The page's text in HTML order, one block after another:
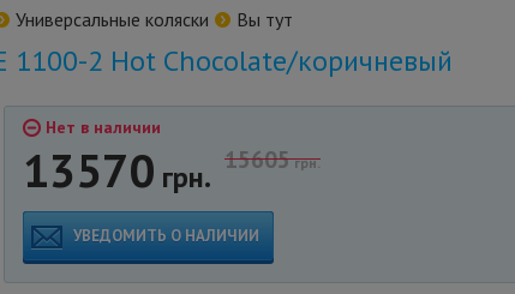
Универсальные коляски Вы тут
1100-2 Hot Chocolate/коричневый
Нет в наличии
15605грн.
13570 грн.
УВЕДОМИТЬ О НАЛИЧИИ